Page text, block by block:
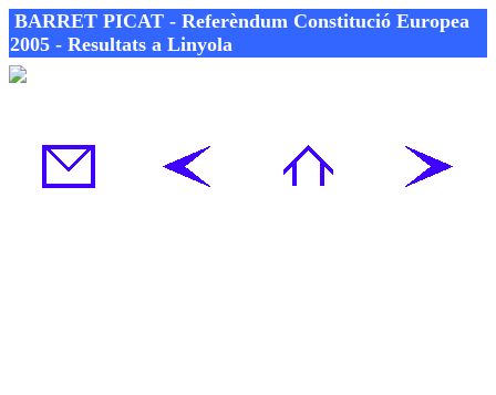
BARRET PICAT - Referèndum Constitució Europea
2005 - Resultats a Linyola